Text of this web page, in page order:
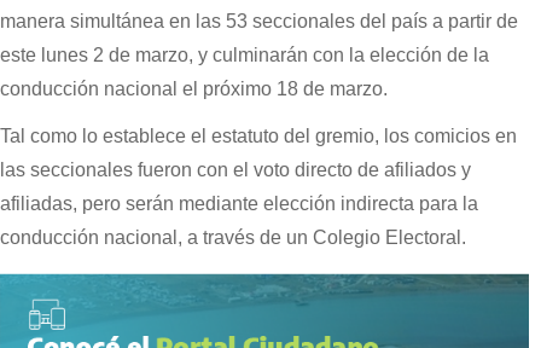
manera simultánea en las 53 seccionales del país a partir de
este lunes 2 de marzo, y culminarán con la elección de la
conducción nacional el próximo 18 de marzo.
Tal como lo establece el estatuto del gremio, los comicios en
las seccionales fueron con el voto directo de afiliados y
afiliadas, pero serán mediante elección indirecta para la
conducción nacional, a través de un Colegio Electoral.